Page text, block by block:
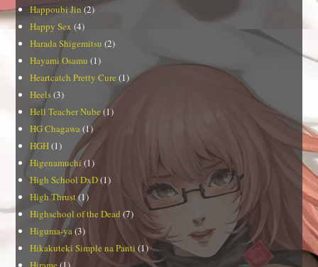
Happoubi Jin(2)
Happy Sex (4)
Harada Shigemitsu (2)
Hayami Osamu (1)
Heartcatch Pretty Cure (1)
Heels(3)
Hell Teacher Nube(1)
HG Chagawa(1)
HGH(1)
Higenamuchi(1)
High School DxD(1)
High Thrust(1)
Highschool of the Dead (7)
Higuma-ya(3)
Hikakuteki Simple na Panti(1)